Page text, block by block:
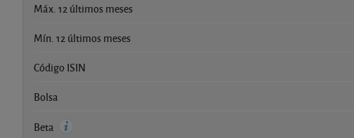
Máx. 12 últimos meses
Mín. 12 últimos meses
Código ISIN
Bolsa
Beta